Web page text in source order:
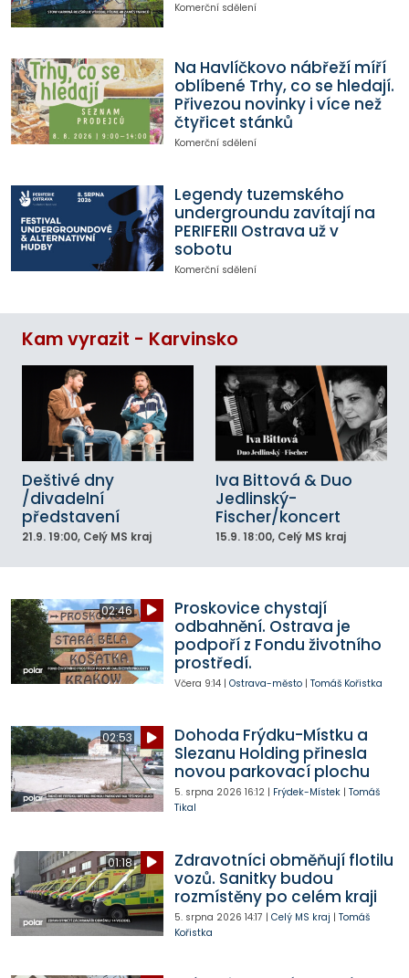
Komerční sdělení
Na Havlíčkovo nábřeží míří
oblíbené Trhy, co se hledají.
Přivezou novinky i více než
čtyřicet stánků
Komerční sdělení
Legendy tuzemského
undergroundu zavítají na
PERIFERII Ostrava už v
sobotu
Komerční sdělení
Kam vyrazit - Karvinsko
Deštivé dny
/divadelní
představení
21.9. 19:00, Celý MS kraj
Iva Bittová & Duo
Jedlinský-
Fischer/koncert
15.9. 18:00, Celý MS kraj
02:46
Proskovice chystají
odbahnění. Ostrava je
podpoří z Fondu životního
prostředí.
Včera 9:14| Ostrava-město| Tomáš Kořistka
02:53
Dohoda Frýdku-Místku a
Slezanu Holding přinesla
novou parkovací plochu
5. srpna 2026 16:12| Frýdek-Místek| Tomáš
Tikal
01:18
Zdravotníci obměňují flotilu
vozů. Sanitky budou
rozmístěny po celém kraji
5. srpna 2026 14:17 | Celý MS kraj | Tomáš
Kořistka